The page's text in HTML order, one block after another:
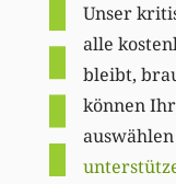
Unser
alle
bleibt,
können